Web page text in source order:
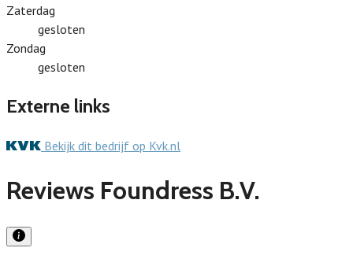
Zaterdag
gesloten
Zondag
gesloten
Externe links
Bekijk dit bedrijf op Kvk.nl
Reviews Foundress B.V.